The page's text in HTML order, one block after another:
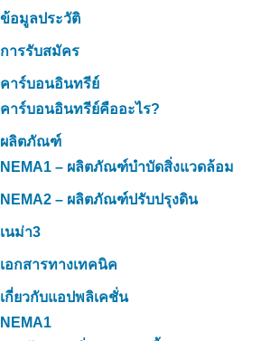
ข้อมูลประวัติ
การรับสมัคร
คาร์บอนอินทรีย์
คาร์บอนอินทรีย์คืออะไร?
ผลิตภัณฑ์
NEMA1 – ผลิตภัณฑ์บำบัดสิ่งแวดล้อม
NEMA2 – ผลิตภัณฑ์ปรับปรุงดิน
เนม่า3
เอกสารทางเทคนิค
เกี่ยวกับแอปพลิเคชั่น
NEMA1